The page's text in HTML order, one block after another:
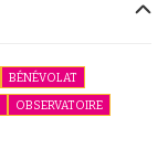
BÉNÉVOLAT
OBSERVATOIRE